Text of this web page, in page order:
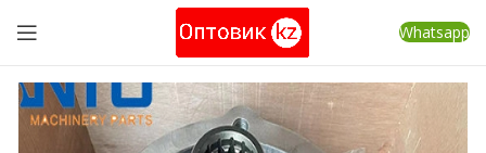
Whatsapp